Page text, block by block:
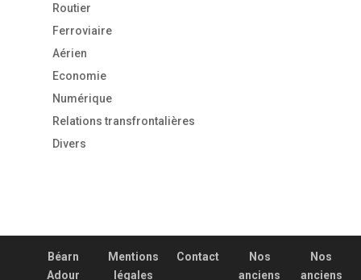
Routier
Ferroviaire
Aérien
Economie
Numérique
Relations transfrontalières
Divers
Béarn
Adour
Mentions
légales
Contact
Nos
anciens
Nos
anciens